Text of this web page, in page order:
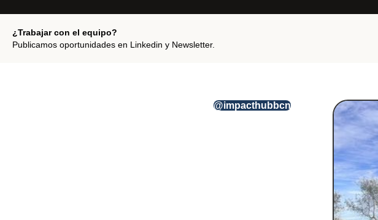
¿Trabajar con el equipo?
Publicamos oportunidades en Linkedin y Newsletter.
@impacthubbcn